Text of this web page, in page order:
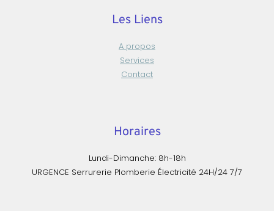
Les Liens
A propos
Services
Contact
Horaires
Lundi-Dimanche: 8h-18h
URGENCE Serrurerie Plomberie Électricité 24H/24 7/7